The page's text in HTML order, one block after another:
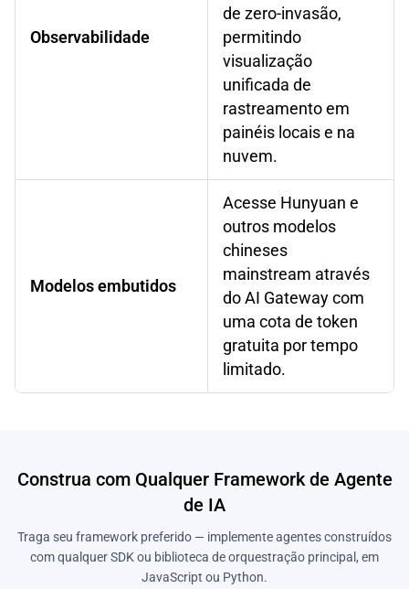
Observabilidade
de zero-invasão,
permitindo
visualização
unificada de
rastreamento em
painéis locais e na
nuvem.
Modelos embutidos
Acesse Hunyuan e
outros modelos
chineses
mainstream através
do AI Gateway com
uma cota de token
gratuita por tempo
limitado.
Construa com Qualquer Framework de Agente
de IA
Traga seu framework preferido — implemente agentes construídos
com qualquer SDK ou biblioteca de orquestração principal, em
JavaScript ou Python.